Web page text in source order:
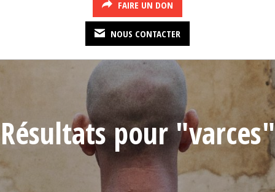
FAIRE UN DON
NOUS CONTACTER
Résultats pour "varces"